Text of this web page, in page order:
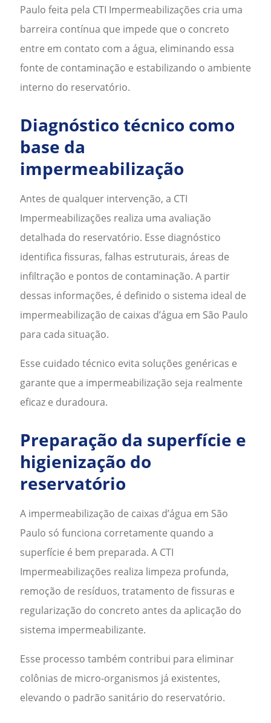
Paulo feita pela CTI Impermeabilizações cria uma
barreira contínua que impede que o concreto
entre em contato com a água, eliminando essa
fonte de contaminação e estabilizando o ambiente
interno do reservatório.
Diagnóstico técnico como
base da
impermeabilização
Antes de qualquer intervenção, a CTI
Impermeabilizações realiza uma avaliação
detalhada do reservatório. Esse diagnóstico
identifica fissuras, falhas estruturais, áreas de
infiltração e pontos de contaminação. A partir
dessas informações, é definido o sistema ideal de
impermeabilização de caixas d’água em São Paulo
para cada situação.
Esse cuidado técnico evita soluções genéricas e
garante que a impermeabilização seja realmente
eficaz e duradoura.
Preparação da superfície e
higienização do
reservatório
A impermeabilização de caixas d’água em São
Paulo só funciona corretamente quando a
superfície é bem preparada. A CTI
Impermeabilizações realiza limpeza profunda,
remoção de resíduos, tratamento de fissuras e
regularização do concreto antes da aplicação do
sistema impermeabilizante.
Esse processo também contribui para eliminar
colônias de micro-organismos já existentes,
elevando o padrão sanitário do reservatório.